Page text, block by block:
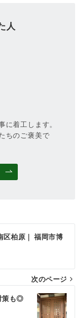
人
に着工します。
ちのご褒美で
区柏原｜ 福岡市博
次のページ
策も◎